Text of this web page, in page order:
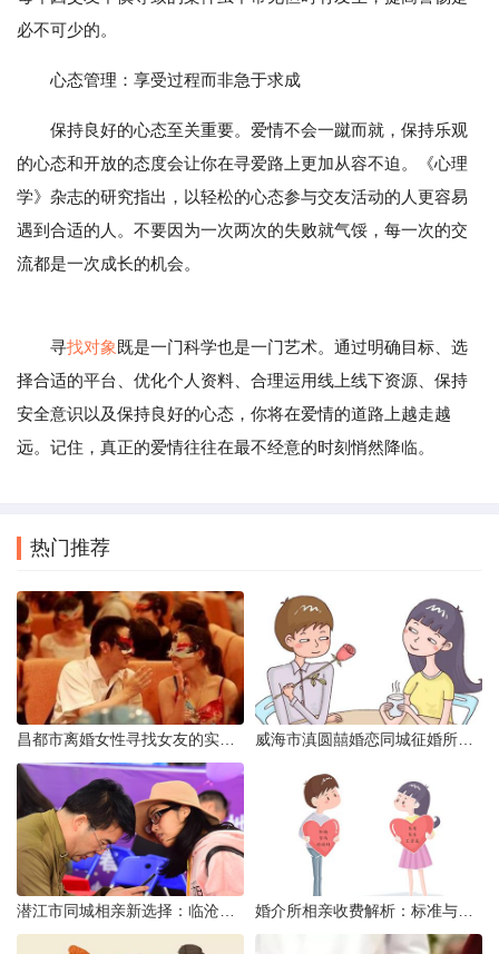
必不可少的。
心态管理：享受过程而非急于求成
保持良好的心态至关重要。爱情不会一蹴而就，保持乐观
的心态和开放的态度会让你在寻爱路上更加从容不迫。《心理
学》杂志的研究指出，以轻松的心态参与交友活动的人更容易
遇到合适的人。不要因为一次两次的失败就气馁，每一次的交
流都是一次成长的机会。
寻找对象既是一门科学也是一门艺术。通过明确目标、选
择合适的平台、优化个人资料、合理运用线上线下资源、保持
安全意识以及保持良好的心态，你将在爱情的道路上越走越
远。记住，真正的爱情往往在最不经意的时刻悄然降临。
热门推荐